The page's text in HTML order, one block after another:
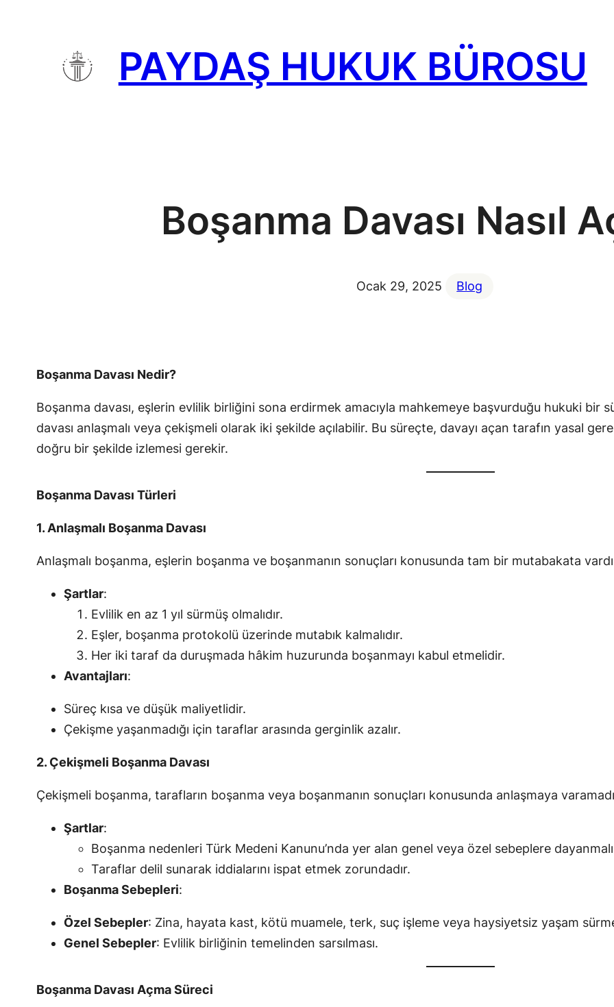
PAYDAŞ HUKUK BÜROSU
Boşanma Davası Nasıl
Ocak 29, 2025 Blog
Boşanma Davası Nedir?
Boşanma davası, eşlerin evlilik birliğini sona erdirmek amacıyla mahkemeye başvurduğu hukuki bir
davası anlaşmalı veya çekişmeli olarak iki şekilde açılabilir. Bu süreçte, davayı açan tarafın yasal
doğru bir şekilde izlemesi gerekir.
Boşanma Davası Türleri
1. Anlaşmalı Boşanma Davası
Anlaşmalı boşanma, eşlerin boşanma ve boşanmanın sonuçları konusunda tam bir mutabakata
Şartlar:
Evlilik en az 1 yıl sürmüş olmalıdır.
Eşler, boşanma protokolü üzerinde mutabık kalmalıdır.
Her iki taraf da duruşmada hâkim huzurunda boşanmayı kabul etmelidir.
Avantajları:
Süreç kısa ve düşük maliyetlidir.
Çekişme yaşanmadığı için taraflar arasında gerginlik azalır.
2. Çekişmeli Boşanma Davası
Çekişmeli boşanma, tarafların boşanma veya boşanmanın sonuçları konusunda anlaşmaya
Şartlar:
Boşanma nedenleri Türk Medeni Kanunu’nda yer alan genel veya özel sebeplere
Taraflar delil sunarak iddialarını ispat etmek zorundadır.
Boşanma Sebepleri:
Özel Sebepler: Zina, hayata kast, kötü muamele, terk, suç işleme veya haysiyetsiz yaşam
Genel Sebepler: Evlilik birliğinin temelinden sarsılması.
Boşanma Davası Açma Süreci